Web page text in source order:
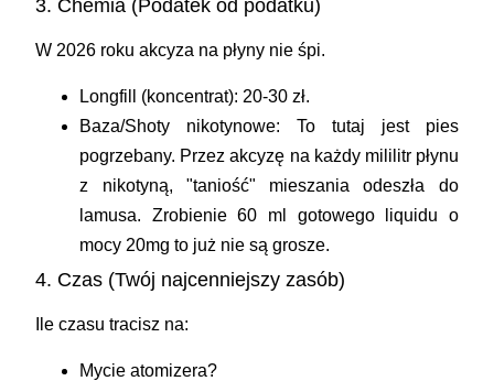
3. Chemia (Podatek od podatku)
W 2026 roku akcyza na płyny nie śpi.
Longfill (koncentrat): 20-30 zł.
Baza/Shoty nikotynowe: To tutaj jest pies
pogrzebany. Przez akcyzę na każdy mililitr płynu
z nikotyną, "taniość" mieszania odeszła do
lamusa. Zrobienie 60 ml gotowego liquidu o
mocy 20mg to już nie są grosze.
4. Czas (Twój najcenniejszy zasób)
Ile czasu tracisz na:
Mycie atomizera?